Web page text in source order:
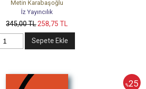
Metin Karabaşoğlu
İz Yayıncılık
345,00TL258,75 TL
Sepete Ekle
%25